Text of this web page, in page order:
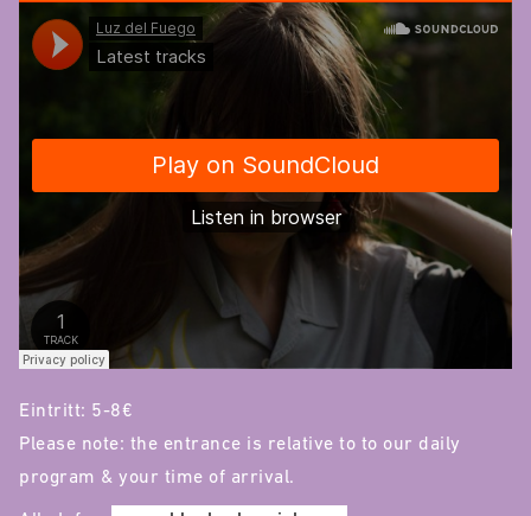
Eintritt: 5-8€
Please note: the entrance is relative to to our daily
program & your time of arrival.